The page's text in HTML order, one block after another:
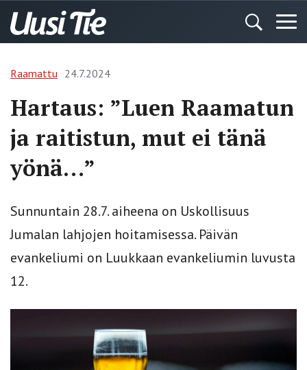
Raamattu 24.7.2024
Hartaus: ”Luen Raamatun
ja raitistun, mut ei tänä
yönä…”
Sunnuntain 28.7. aiheena on Uskollisuus
Jumalan lahjojen hoitamisessa. Päivän
evankeliumi on Luukkaan evankeliumin luvusta
12.